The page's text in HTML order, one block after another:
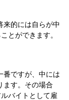
来的には自らが中
とができます。
番ですが、中には
ます。その場合
バイトとして雇